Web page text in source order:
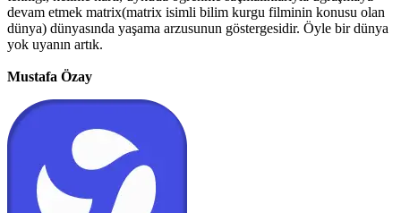
devam etmek matrix(matrix isimli bilim kurgu filminin konusu olan
dünya) dünyasında yaşama arzusunun göstergesidir. Öyle bir dünya
yok uyanın artık.
Mustafa Özay